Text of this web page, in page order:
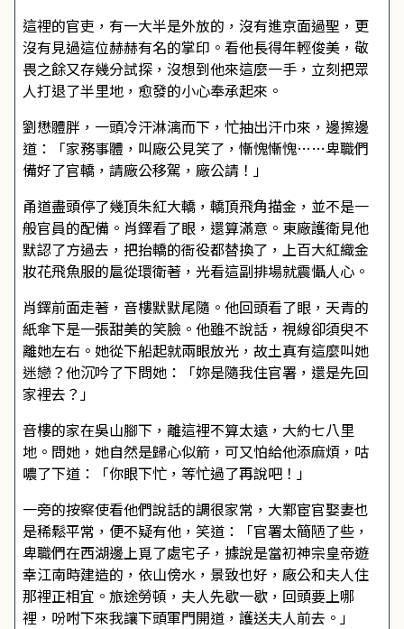
這裡的官吏，有一大半是外放的，沒有進京面過聖，更
沒有見過這位赫赫有名的掌印。看他長得年輕俊美，敬
畏之餘又存幾分試探，沒想到他來這麼一手，立刻把眾
人打退了半里地，愈發的小心奉承起來。
劉懋體胖，一頭冷汗淋漓而下，忙抽出汗巾來，邊擦邊
道：「家務事體，叫廠公見笑了，慚愧慚愧……卑職們
備好了官轎，請廠公移駕，廠公請！」
甬道盡頭停了幾頂朱紅大轎，轎頂飛角描金，並不是一
般官員的配備。肖鐸看了眼，還算滿意。東廠護衛見他
默認了方過去，把抬轎的衙役都替換了，上百大紅織金
妝花飛魚服的扈從環衛著，光看這副排場就震懾人心。
肖鐸前面走著，音樓默默尾隨。他回頭看了眼，天青的
紙傘下是一張甜美的笑臉。他雖不說話，視線卻須臾不
離她左右。她從下船起就兩眼放光，故土真有這麼叫她
迷戀？他沉吟了下問她：「妳是隨我住官署，還是先回
家裡去？」
音樓的家在吳山腳下，離這裡不算太遠，大約七八里
地。問她，她自然是歸心似箭，可又怕給他添麻煩，咕
噥了下道：「你眼下忙，等忙過了再說吧！」
一旁的按察使看他們說話的調很家常，大鄴宦官娶妻也
是稀鬆平常，便不疑有他，笑道：「官署太簡陋了些，
卑職們在西湖邊上覓了處宅子，據說是當初神宗皇帝遊
幸江南時建造的，依山傍水，景致也好，廠公和夫人住
那裡正相宜。旅途勞頓，夫人先歇一歇，回頭要上哪
裡，吩咐下來我讓下頭軍門開道，護送夫人前去。」